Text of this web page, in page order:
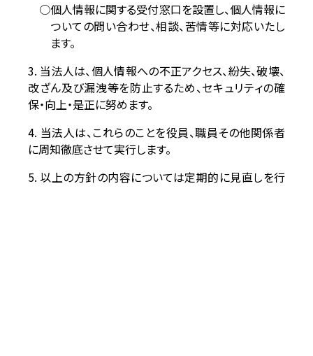
個人情報に関する受付窓口を設置し、個人情報に
ついての問い合わせ、相談、苦情等に対応いたし
ます。
3. 当法人は、個人情報への不正アクセス、紛失、破壊、
改ざん及び漏洩等を防止するため、セキュリティの確
保・向上・是正に努めます。
4. 当法人は、これらのことを役員、職員その他関係者
に周知徹底させて実行します。
5. 以上の方針の内容については定期的に見直しを行